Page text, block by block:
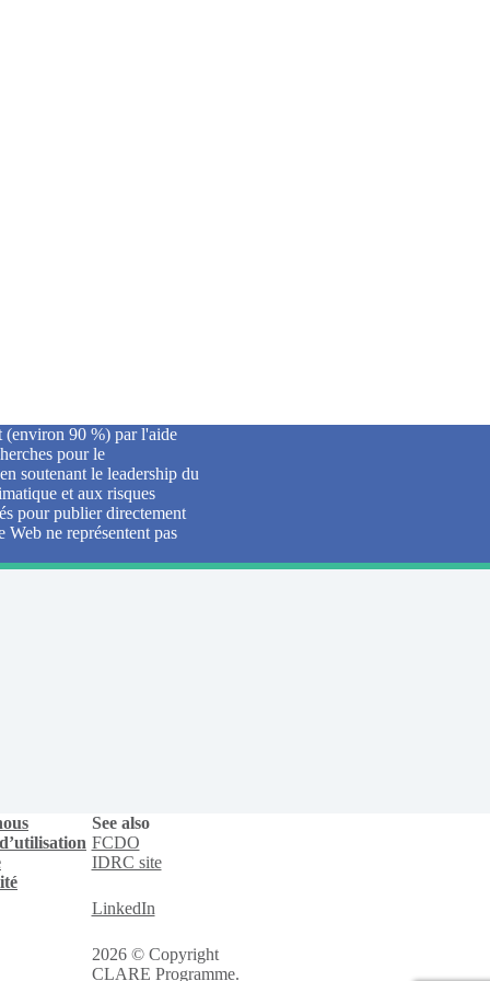
(environ 90 %) par l'aide
pour le
soutenant le leadership du
et aux risques
pour publier directement
ne représentent pas
See also
FCDO
IDRC site
LinkedIn
2026 © Copyright
CLARE Programme.